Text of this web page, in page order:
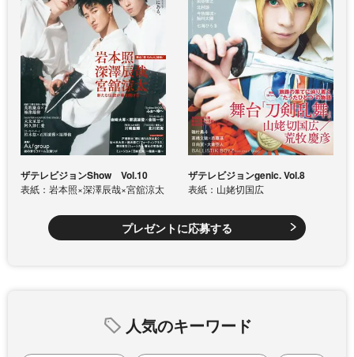
ザテレビジョンShow Vol.10
表紙：岩本照×深澤辰哉×宮舘涼太
ザテレビジョンgenic. Vol.8
表紙：山姥切国広
プレゼントに応募する
人気のキーワード